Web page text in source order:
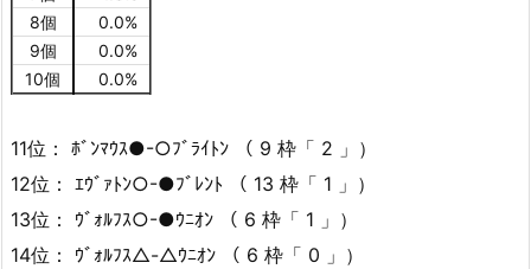
8個
0.0%
9個
0.0%
10個
0.0%
11位： ﾎﾞﾝﾏｳｽ●-○ﾌﾞﾗｲﾄﾝ （ 9 枠「 2 」）
12位： ｴｳﾞｧﾄﾝ○-●ﾌﾞﾚﾝﾄ （ 13 枠「 1 」）
13位： ｳﾞｫﾙﾌｽ○-●ｳﾆｵﾝ （ 6 枠「 1 」）
14位： ｳﾞｫﾙﾌｽ△-△ｳﾆｵﾝ （ 6 枠「 0 」）